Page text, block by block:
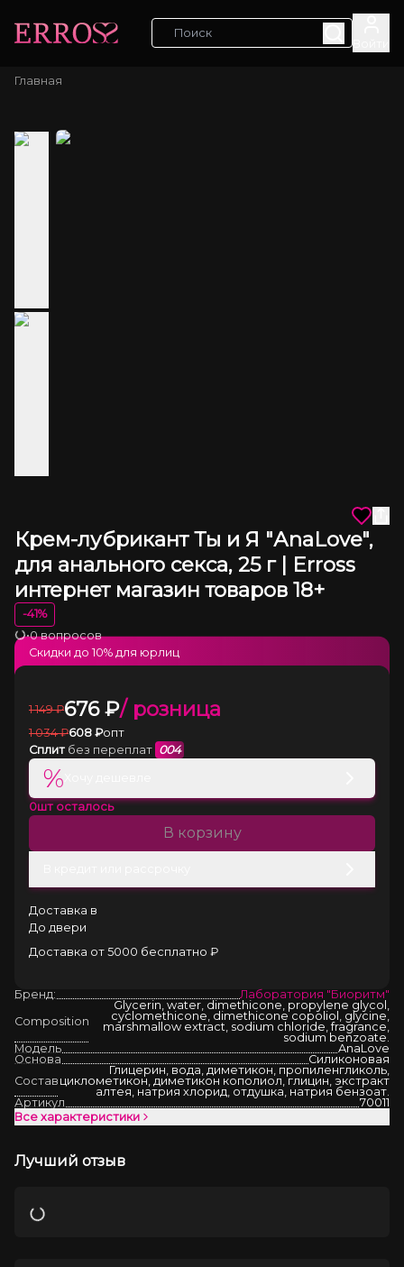
Главная
Крем-лубрикант Ты и Я "АnaLove",
для анального секса, 25 г | Erross
интернет магазин товаров 18+
-41%
Загрузка
•0 вопросов
1 149 ₽676₽/ розница
1 034 ₽608 ₽опт
Сплит без переплат 004
%
0шт осталось
В корзину
Доставка в
До двери
Доставка от 5000 бесплатно ₽
Скидки до 10% для юрлиц
Бренд:
Лаборатория "Биоритм"
Composition
Glycerin, water, dimethicone, propylene glycol,
cyclomethicone, dimethicone copoliol, glycine,
marshmallow extract, sodium chloride, fragrance,
sodium benzoate.
Модель
AnaLove
Основа
Силиконовая
Состав
Глицерин, вода, диметикон, пропиленгликоль,
циклометикон, диметикон кополиол, глицин, экстракт
алтея, натрия хлорид, отдушка, натрия бензоат.
Артикул
70011
Все характеристики
Лучший отзыв
Загрузка